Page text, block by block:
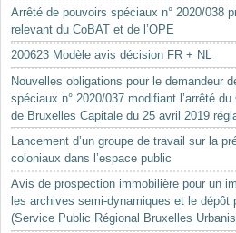
Arrêté de pouvoirs spéciaux n° 2020/038
relevant du CoBAT et de l’OPE
200623 Modèle avis décision FR + NL
Nouvelles obligations pour le demandeur
spéciaux n° 2020/037 modifiant l’arrêté
de Bruxelles Capitale du 25 avril 2019
Lancement d’un groupe de travail sur la
coloniaux dans l’espace public
Avis de prospection immobilière pour un
les archives semi-dynamiques et le dépôt
(Service Public Régional Bruxelles